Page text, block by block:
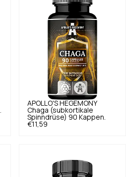
APOLLO'S HEGEMONY
Chaga (subkortikale
Spinndrüse) 90 Kappen.
€11,59